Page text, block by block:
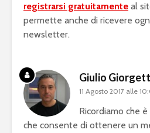
registrarsi gratuitamente al
permette anche di ricevere
newsletter.
Giulio
11 Agosto 2017 alle
Ricordiamo che
che consente di ottenere un